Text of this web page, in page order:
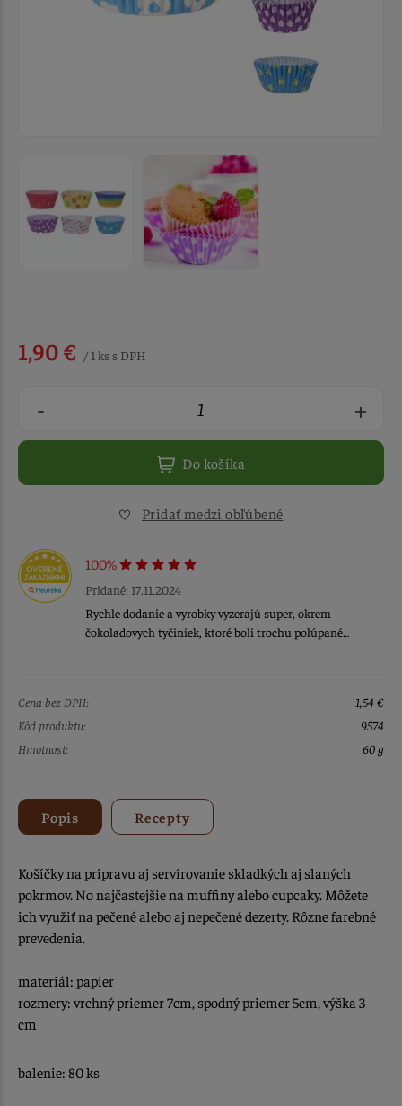
1,90 € / 1 ks s DPH
- +
Do košíka
Pridať medzi obľúbené
100%
Pridané: 17.11.2024
Rychle dodanie a vyrobky vyzerajú super, okrem
čokoladovych tyčiniek, ktoré boli trochu polúpané…
Cena bez DPH:
1,54 €
Kód produktu:
9574
Hmotnosť:
60 g
Popis Recepty
Košíčky na prípravu aj servírovanie skladkých aj slaných
pokrmov. No najčastejšie na muffiny alebo cupcaky. Môžete
ich využiť na pečené alebo aj nepečené dezerty. Rôzne farebné
prevedenia.
materiál: papier
rozmery: vrchný priemer 7cm, spodný priemer 5cm, výška 3
cm
balenie: 80 ks